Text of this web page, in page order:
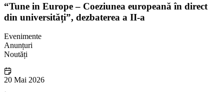
“Tune in Europe – Coeziunea europeană în direct
din universități”, dezbaterea a II-a
Evenimente
Anunțuri
Noutăți
20 Mai 2026